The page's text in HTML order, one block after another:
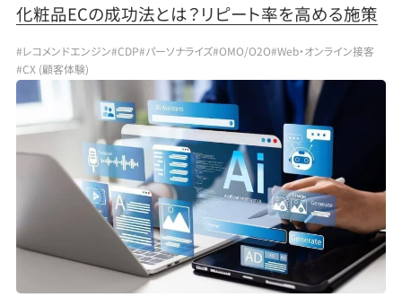
化粧品ECの成功法とは？リピート率を高める施策
#レコメンドエンジン#CDP#パーソナライズ#OMO/O2O#Web・オンライン接客
#CX (顧客体験)